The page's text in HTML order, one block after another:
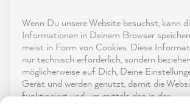
Kontakt
App herunterladen
Auszeichnungen
Wenn Du unsere Website besuchst, kann
Informationen in Deinem Browser
meist in Form von Cookies. Diese
nur technisch erforderlich, sondern
möglicherweise auf Dich, Deine
Gerät und werden genutzt, damit die
funktioniert und um mittels den in der
reviews-io